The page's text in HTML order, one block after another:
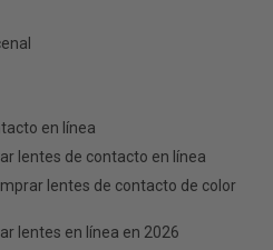
en línea
lentes de contacto en línea
lentes de contacto de color
lentes en línea en 2026